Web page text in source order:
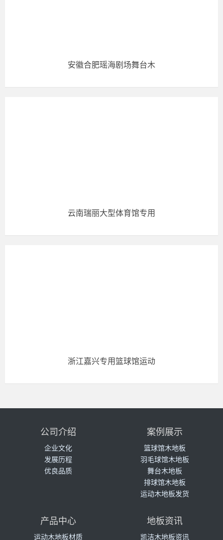
安徽合肥瑶海剧场舞台木
云南瑞丽大型体育馆专用
浙江嘉兴专用篮球馆运动
公司介绍
企业文化
发展历程
优良品质
案例展示
篮球馆木地板
羽毛球馆木地板
舞台木地板
排球馆木地板
运动木地板发货
产品中心
运动木地板材质
地板资讯
凯洁木地板资讯